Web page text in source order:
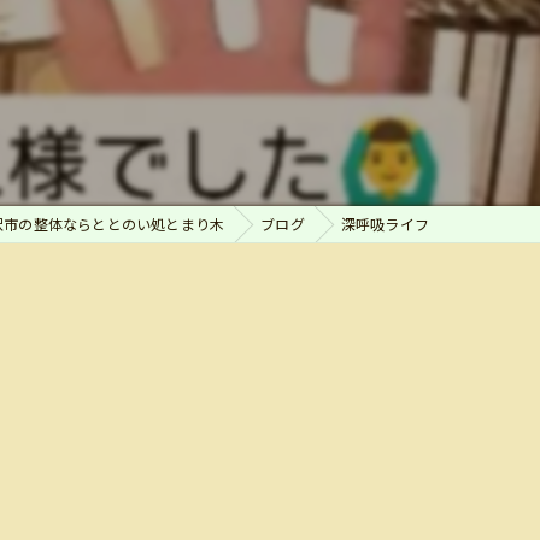
の整体ならととのい処とまり木 ブログ 深呼吸ライフ